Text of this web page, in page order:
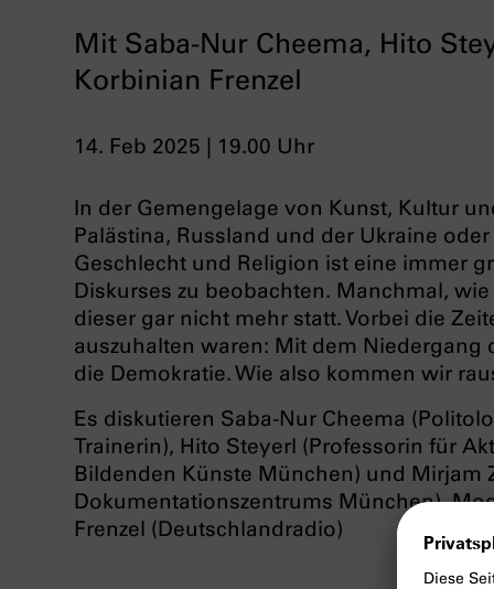
Mit Saba-Nur Cheema, Hito
Korbinian Frenzel
14. Feb 2025 | 19.00 Uhr
In der Gemengelage von Kunst, Kultur
Palästina, Russland und der Ukraine
Geschlecht und Religion ist eine immer
Diskurses zu beobachten. Manchmal,
dieser gar nicht mehr statt. Vorbei die
auszuhalten waren: Mit dem
die Demokratie. Wie also kommen wir
Es diskutieren Saba-Nur Cheema
Trainerin), Hito Steyerl (Professorin für
Bildenden Künste München) und Mirjam
Dokumentationszentrums München).
Frenzel (Deutschlandradio)